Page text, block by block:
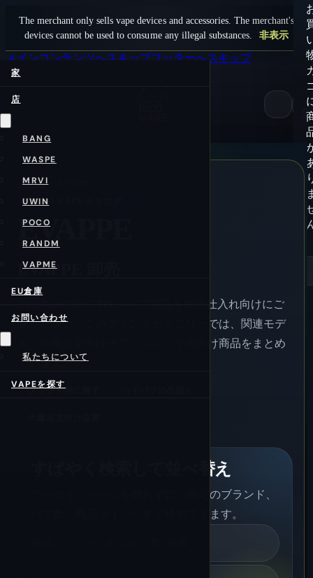
The merchant only sells vape devices and accessories. The merchant's
devices cannot be used to consume any illegal substances.
非表示
メインコンテンツへスキップフッターへスキップ
家
店
BANG
WASPE
MRVI
UWIN
POCO
RANDM
VAPME
EU倉庫
お問い合わせ
私たちについて
VAPEを探す
0
ホーム/ja/
RICO VAPEカタログ
EVAPPE
EVAPPE 卸売
Rico VapeのEVAPPEベイプ製品を卸売仕入れ向けにご
覧ください。このブランドカテゴリーでは、関連モデ
ル、大量注文向けオプション、小売向け商品をまとめ
ています。
ブランド別に探す
すばやく検索して並べ替え
アーカイブページを離れずに、特定のブランド、
パフ数、商品ラインへすぐ移動できます。